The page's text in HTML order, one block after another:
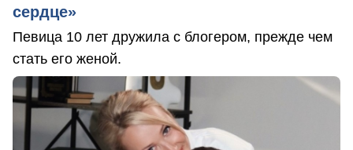
сердце»
Певица 10 лет дружила с блогером, прежде чем
стать его женой.